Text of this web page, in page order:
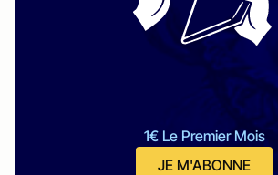
1€ Le Premier Mois
JE M'ABONNE